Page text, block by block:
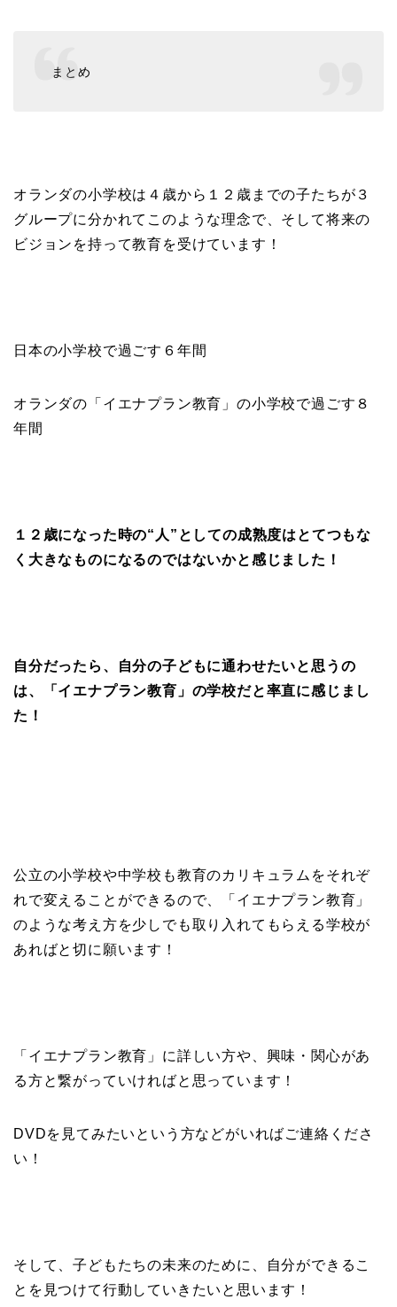
まとめ
オランダの小学校は４歳から１２歳までの子たちが３
グループに分かれてこのような理念で、そして将来の
ビジョンを持って教育を受けています！
日本の小学校で過ごす６年間
オランダの「イエナプラン教育」の小学校で過ごす８
年間
１２歳になった時の“人”としての成熟度はとてつもな
く大きなものになるのではないかと感じました！
自分だったら、自分の子どもに通わせたいと思うの
は、「イエナプラン教育」の学校だと率直に感じまし
た！
公立の小学校や中学校も教育のカリキュラムをそれぞ
れで変えることができるので、「イエナプラン教育」
のような考え方を少しでも取り入れてもらえる学校が
あればと切に願います！
「イエナプラン教育」に詳しい方や、興味・関心があ
る方と繋がっていければと思っています！
DVDを見てみたいという方などがいればご連絡くださ
い！
そして、子どもたちの未来のために、自分ができるこ
とを見つけて行動していきたいと思います！